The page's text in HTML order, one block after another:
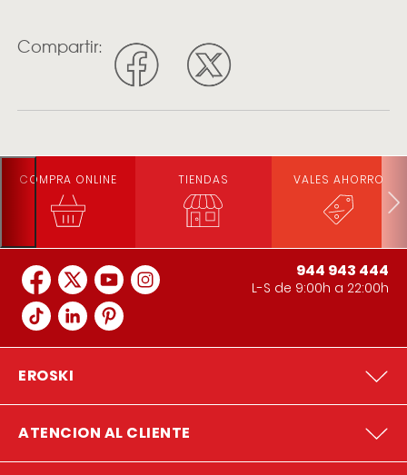
Compartir:
COMPRA ONLINE TIENDAS VALES AHORRO
944 943 444
L-S de 9:00h a 22:00h
EROSKI
ATENCION AL CLIENTE